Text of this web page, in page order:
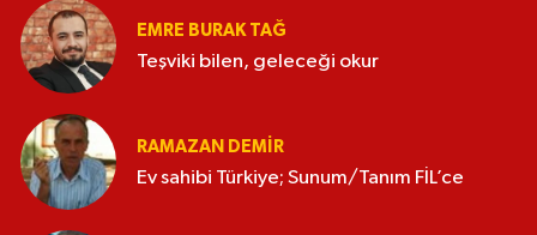
EMRE BURAK TAĞ
Teşviki bilen, geleceği okur
RAMAZAN DEMİR
Ev sahibi Türkiye; Sunum/Tanım FİL’ce